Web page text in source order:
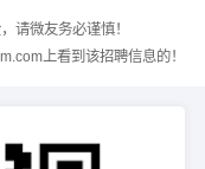
请微友务必谨慎！
上看到该招聘信息的！